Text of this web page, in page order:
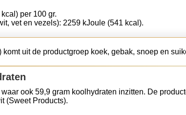
per 100 gr.
vet en vezels): 2259 kJoule (541 kcal).
uit de productgroep koek, gebak, snoep en
ook 59,9 gram koolhydraten inzitten. De
(Sweet Products).